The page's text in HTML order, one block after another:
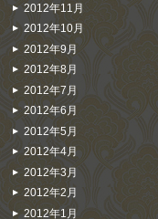
2012年11月
2012年10月
2012年9月
2012年8月
2012年7月
2012年6月
2012年5月
2012年4月
2012年3月
2012年2月
2012年1月